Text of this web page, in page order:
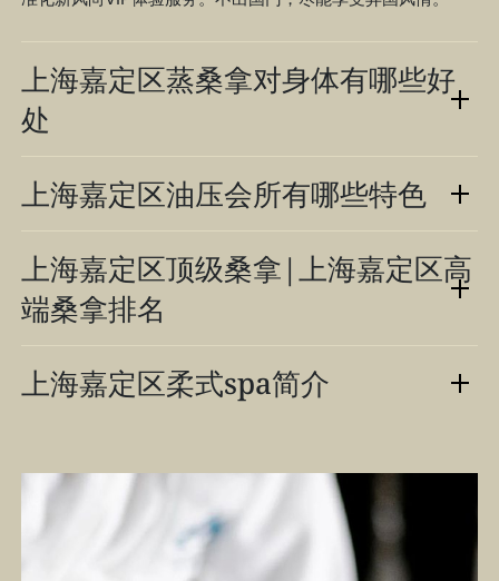
上海嘉定区蒸桑拿对身体有哪些好
处
上海嘉定区油压会所有哪些特色
上海嘉定区顶级桑拿|上海嘉定区高
端桑拿排名
上海嘉定区柔式spa简介